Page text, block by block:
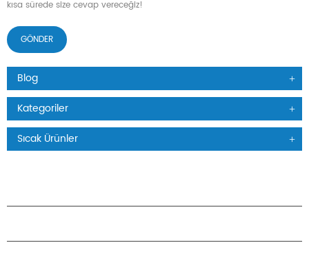
kısa sürede size cevap vereceğiz!
Blog
Kategoriler
Sıcak Ürünler